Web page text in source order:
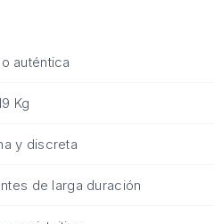
auténtica
Kg
y discreta
de larga duración